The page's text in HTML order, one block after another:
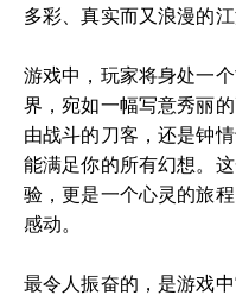
多彩、真实而又浪漫的江
游戏中，玩家将身处一
界，宛如一幅写意秀丽
由战斗的刀客，还是钟
能满足你的所有幻想。
验，更是一个心灵的旅
感动。
最令人振奋的，是游戏中